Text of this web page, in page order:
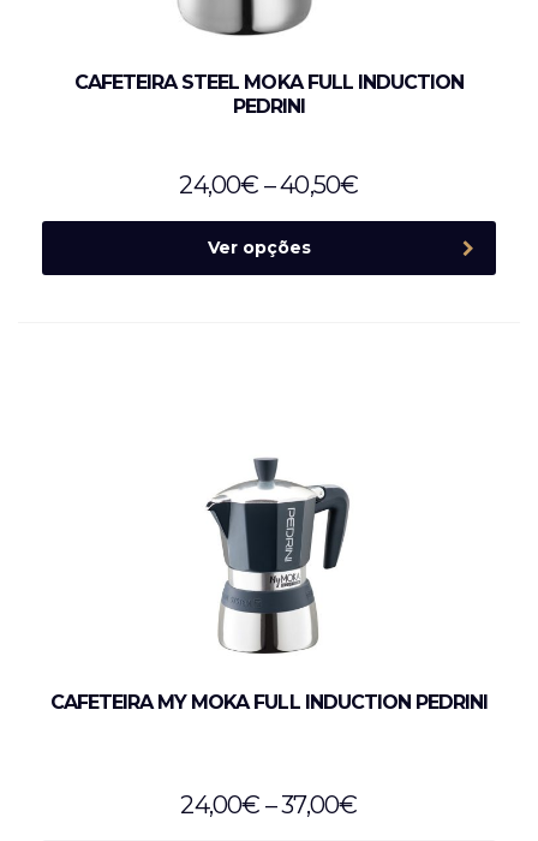
CAFETEIRA STEEL MOKA FULL INDUCTION
PEDRINI
24,00€ –40,50€
Ver opções
CAFETEIRA MY MOKA FULL INDUCTION PEDRINI
24,00€ –37,00€